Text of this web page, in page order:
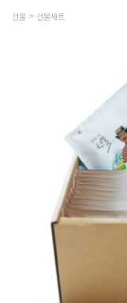
선물 선물세트